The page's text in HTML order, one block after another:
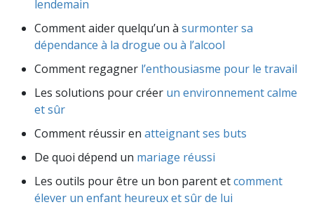
lendemain
Comment aider quelqu’un à surmonter sa
dépendance à la drogue ou à l’alcool
Comment regagner l’enthousiasme pour le travail
Les solutions pour créer un environnement calme
et sûr
Comment réussir en atteignant ses buts
De quoi dépend un mariage réussi
Les outils pour être un bon parent etcomment
élever un enfant heureux et sûr de lui